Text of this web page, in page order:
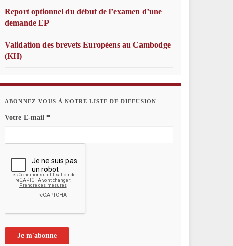
Report optionnel du début de l’examen d’une
demande EP
Validation des brevets Européens au Cambodge
(KH)
ABONNEZ-VOUS À NOTRE LISTE DE DIFFUSION
Votre E-mail *